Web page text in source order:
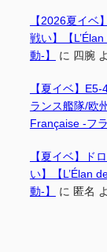
【2026夏イベ
戦い】【
動-】
に 四腕
【夏イベ】
ランス艦隊/欧
Française -フ
【夏イベ】ド
い】【L’Élan
動-】
に 匿名